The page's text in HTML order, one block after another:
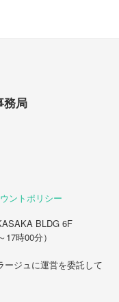
局
ントポリシー
BLDG 6F
時00分）
ージュに運営を委託して